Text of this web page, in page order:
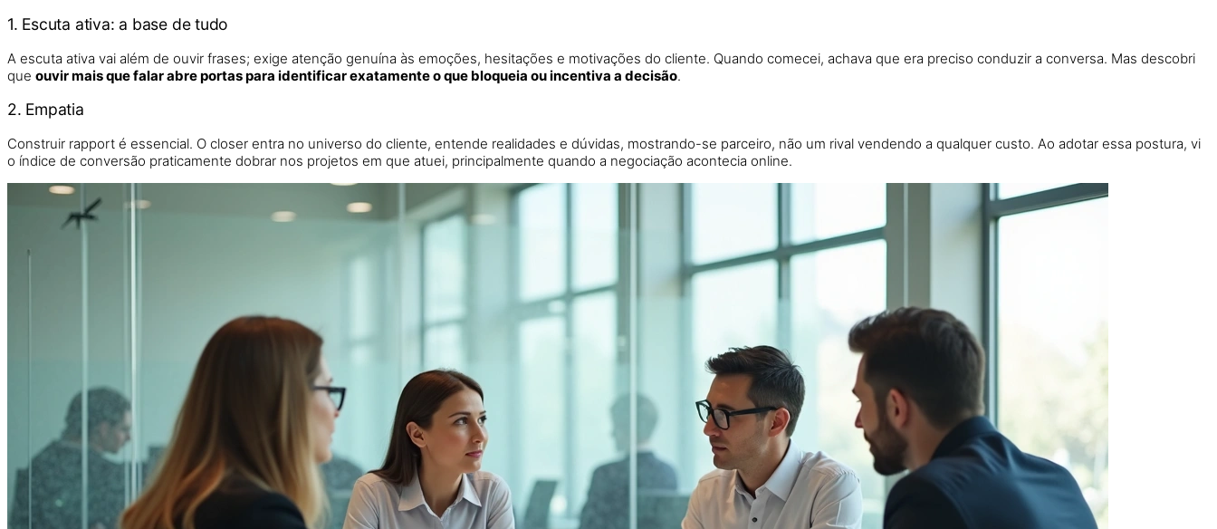
1. Escuta ativa: a base de tudo
A escuta ativa vai além de ouvir frases; exige atenção genuína às emoções, hesitações e motivações do cliente. Quando comecei, achava que era preciso conduzir a conversa. Mas descobri
que ouvir mais que falar abre portas para identificar exatamente o que bloqueia ou incentiva a decisão.
2. Empatia
Construir rapport é essencial. O closer entra no universo do cliente, entende realidades e dúvidas, mostrando-se parceiro, não um rival vendendo a qualquer custo. Ao adotar essa postura, vi
o índice de conversão praticamente dobrar nos projetos em que atuei, principalmente quando a negociação acontecia online.